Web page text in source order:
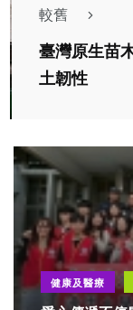
較舊
臺灣原生苗
土韌性
健康及醫療